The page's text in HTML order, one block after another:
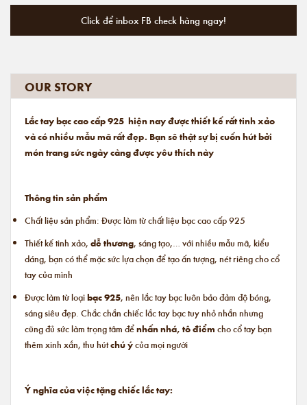
Click để inbox FB check hàng ngay!
OUR STORY
Lắc tay bạc cao cấp 925 hiện nay được thiết kế rất tinh xảo
và có nhiều mẫu mã rất đẹp. Bạn sẽ thật sự bị cuốn hút bởi
món trang sức ngày càng được yêu thích này
Thông tin sản phẩm
Chất liệu sản phẩm: Được làm từ chất liệu bạc cao cấp 925
Thiết kế tinh xảo, dễ thương, sáng tạo,… với nhiều mẫu mã, kiểu
dáng, bạn có thể mặc sức lựa chọn để tạo ấn tượng, nét riêng cho cổ
tay của mình
Được làm từ loạibạc 925, nên lắc tay bạc luôn bảo đảm độ bóng,
sáng siêu đẹp. Chắc chắn chiếc lắc tay bạc tuy nhỏ nhắn nhưng
cũng đủ sức làm trọng tâm đểnhấn nhá, tô điểm cho cổ tay bạn
thêm xinh xắn, thu hútchú ýcủa mọi người
Ý nghĩa của việc tặng chiếc lắc tay: